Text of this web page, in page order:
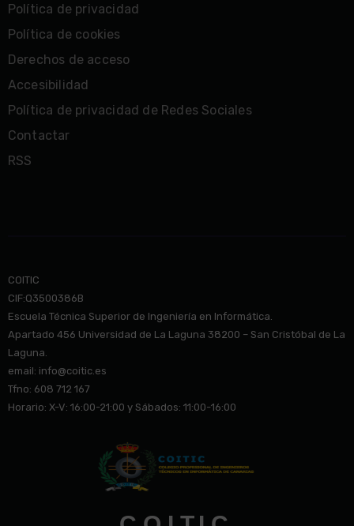
Política de privacidad
Política de cookies
Derechos de acceso
Accesibilidad
Política de privacidad de Redes Sociales
Contactar
RSS
COITIC
CIF:Q3500386B
Escuela Técnica Superior de Ingeniería en Informática.
Apartado 456 Universidad de La Laguna 38200 – San Cristóbal de La
Laguna.
email: info@coitic.es
Tfno: 608 712 167
Horario: X-V: 16:00-21:00 y Sábados: 11:00-16:00